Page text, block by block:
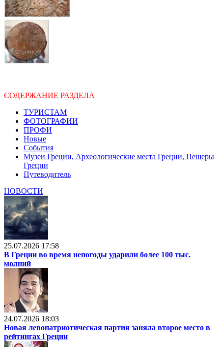
СОДЕРЖАНИЕ РАЗДЕЛА
ТУРИСТАМ
ФОТОГРАФИИ
ПРОФИ
Новые
События
Музеи Греции, Археологические места Греции, Пещеры
Греции
Путеводитель
НОВОСТИ
25.07.2026 17:58
В Греции во время непогоды ударили более 100 тыс.
молний
24.07.2026 18:03
Новая левопатриотическая партия заняла второе место в
рейтингах Греции